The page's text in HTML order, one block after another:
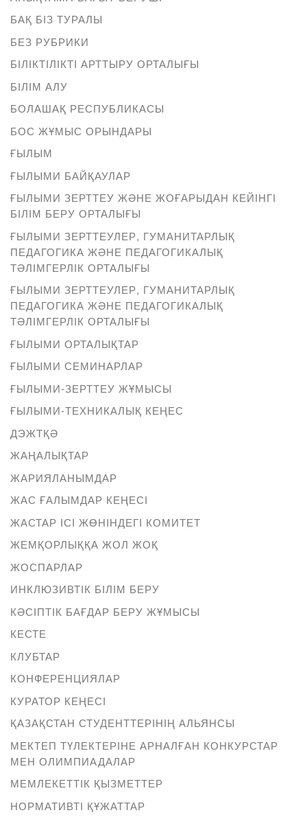
БАҚ БІЗ ТУРАЛЫ
БЕЗ РУБРИКИ
БІЛІКТІЛІКТІ АРТТЫРУ ОРТАЛЫҒЫ
БІЛІМ АЛУ
БОЛАШАҚ РЕСПУБЛИКАСЫ
БОС ЖҰМЫС ОРЫНДАРЫ
ҒЫЛЫМ
ҒЫЛЫМИ БАЙҚАУЛАР
ҒЫЛЫМИ ЗЕРТТЕУ ЖӘНЕ ЖОҒАРЫДАН КЕЙІНГІ
БІЛІМ БЕРУ ОРТАЛЫҒЫ
ҒЫЛЫМИ ЗЕРТТЕУЛЕР, ГУМАНИТАРЛЫҚ
ПЕДАГОГИКА ЖӘНЕ ПЕДАГОГИКАЛЫҚ
ТӘЛІМГЕРЛІК ОРТАЛЫҒЫ
ҒЫЛЫМИ ЗЕРТТЕУЛЕР, ГУМАНИТАРЛЫҚ
ПЕДАГОГИКА ЖӘНЕ ПЕДАГОГИКАЛЫҚ
ТӘЛІМГЕРЛІК ОРТАЛЫҒЫ
ҒЫЛЫМИ ОРТАЛЫҚТАР
ҒЫЛЫМИ СЕМИНАРЛАР
ҒЫЛЫМИ-ЗЕРТТЕУ ЖҰМЫСЫ
ҒЫЛЫМИ-ТЕХНИКАЛЫҚ КЕҢЕС
ДЭЖТҚӘ
ЖАҢАЛЫҚТАР
ЖАРИЯЛАНЫМДАР
ЖАС ҒАЛЫМДАР КЕҢЕСІ
ЖАСТАР ІСІ ЖӨНІНДЕГІ КОМИТЕТ
ЖЕМҚОРЛЫҚҚА ЖОЛ ЖОҚ
ЖОСПАРЛАР
ИНКЛЮЗИВТІК БІЛІМ БЕРУ
КӘСІПТІК БАҒДАР БЕРУ ЖҰМЫСЫ
КЕСТЕ
КЛУБТАР
КОНФЕРЕНЦИЯЛАР
КУРАТОР КЕҢЕСІ
ҚАЗАҚСТАН СТУДЕНТТЕРІНІҢ АЛЬЯНСЫ
МЕКТЕП ТҮЛЕКТЕРІНЕ АРНАЛҒАН КОНКУРСТАР
МЕН ОЛИМПИАДАЛАР
МЕМЛЕКЕТТІК ҚЫЗМЕТТЕР
НОРМАТИВТІ ҚҰЖАТТАР